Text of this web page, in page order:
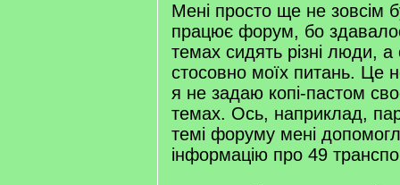
Мені просто ще не зовсім
працює форум, бо
темах сидять різні люди, а
стосовно моїх питань. Це
я не задаю копі-пастом
темах. Ось, наприклад,
темі форуму мені
інформацію про 49